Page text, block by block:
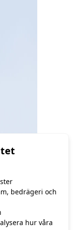
bedrägeri och
hur våra